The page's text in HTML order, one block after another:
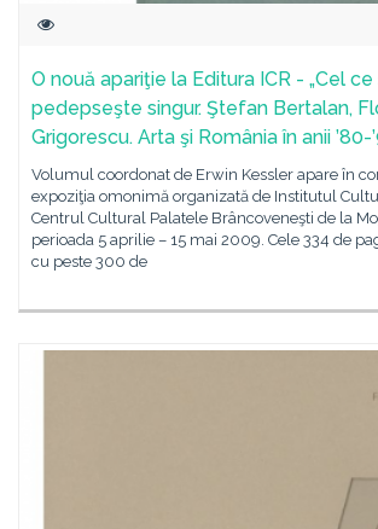
O nouă apariţie la Editura ICR - „Cel ce
pedepseşte singur. Ştefan Bertalan,
Grigorescu. Arta şi România în anii ’80-
Volumul coordonat de Erwin Kessler apare în
expoziţia omonimă organizată de Institutul
Centrul Cultural Palatele Brâncoveneşti de la
perioada 5 aprilie – 15 mai 2009. Cele 334 de
cu peste 300 de